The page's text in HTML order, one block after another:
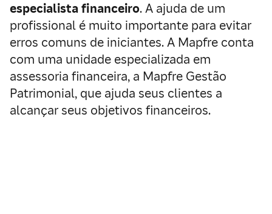
especialista financeiro. A ajuda de um
profissional é muito importante para evitar
erros comuns de iniciantes. A Mapfre conta
com uma unidade especializada em
assessoria financeira, a Mapfre Gestão
Patrimonial, que ajuda seus clientes a
alcançar seus objetivos financeiros.